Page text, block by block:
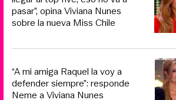
pasar”, opina Viviana Nunes
sobre la nueva Miss Chile
“A mi amiga Raquel la voy a
defender siempre”: responde
Neme a Viviana Nunes